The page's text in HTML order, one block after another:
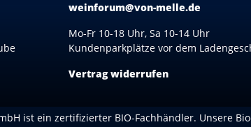
weinforum@von-melle.de
Mo-Fr 10-18 Uhr, Sa 10-14 Uhr
Kundenparkplätze vor dem
Vertrag widerrufen
ist ein zertifizierter BIO-Fachhändler. Unsere